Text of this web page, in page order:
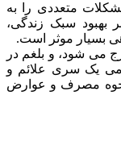
متعددی را به
بهبود سبک زندگی،
بسیار موثر است.
می شود، و بلغم در
یک سری علائم و
نحوه مصرف و عوارض